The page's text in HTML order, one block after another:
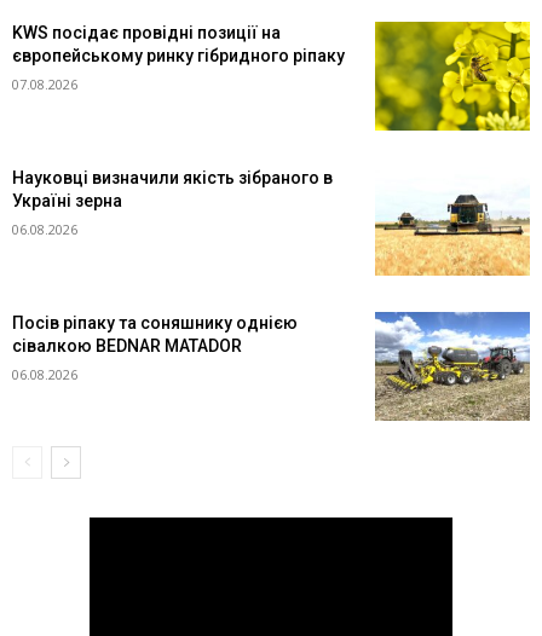
KWS посідає провідні позиції на
європейському ринку гібридного ріпаку
07.08.2026
Науковці визначили якість зібраного в
Україні зерна
06.08.2026
Посів ріпаку та соняшнику однією
сівалкою BEDNAR MATADOR
06.08.2026